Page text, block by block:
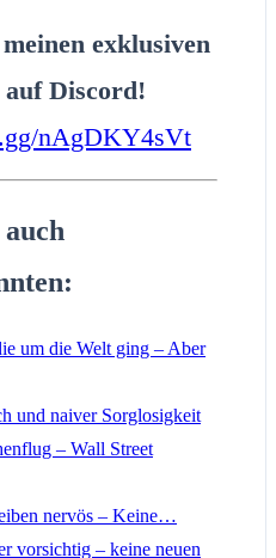
exklusiven
Discord!
nAgDKY4sVt
um die Welt ging – Aber
und naiver Sorglosigkeit
– Wall Street
nervös – Keine…
vorsichtig – keine neuen